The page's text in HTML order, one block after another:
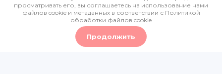
0
Политика конфиденциальности
Мегагрупп.ру
просматривать его, вы соглашаетесь на использование нами
файлов cookie и метаданных в соответствии с Политикой
обработки файлов cookie
Продолжить